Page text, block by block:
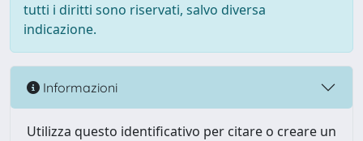
tutti i diritti sono riservati, salvo diversa
indicazione.
Informazioni
Utilizza questo identificativo per citare o creare un